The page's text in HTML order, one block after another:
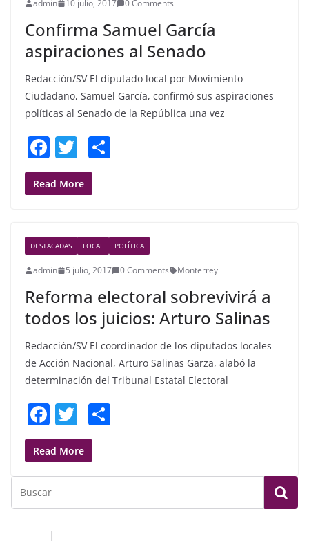
o
k
admin 10 julio, 2017 0 Comments
Confirma Samuel García
aspiraciones al Senado
Redacción/SV El diputado local por Movimiento
Ciudadano, Samuel García, confirmó sus aspiraciones
políticas al Senado de la República una vez
F
a
c
b
o
o
k
T
w
itt
Read More
DESTACADAS LOCAL POLÍTICA
admin 5 julio, 2017 0 Comments Monterrey
Reforma electoral sobrevivirá a
todos los juicios: Arturo Salinas
Redacción/SV El coordinador de los diputados locales
de Acción Nacional, Arturo Salinas Garza, alabó la
determinación del Tribunal Estatal Electoral
F
a
c
e
b
o
T
w
itt
er e
Read More